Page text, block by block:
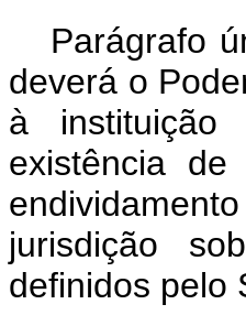
Parágrafo
deverá o
à instituição
existência
jurisdição
definidos pelo